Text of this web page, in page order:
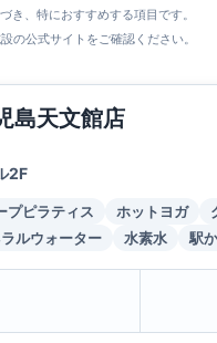
、特におすすめする項目です。
の公式サイトをご確認ください。
島天文館店
2F
プピラティス ホットヨガ
ラルウォーター 水素水 駅